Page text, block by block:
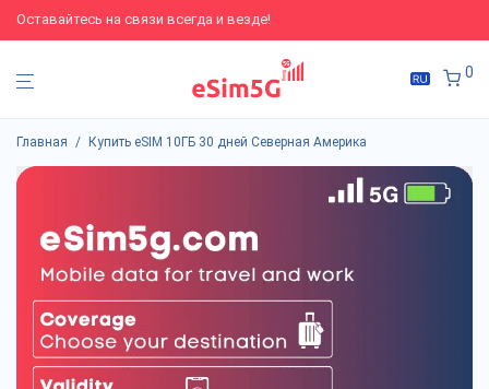
Оставайтесь на связи всегда и везде!
0
Главная / Купить eSIM 10ГБ 30 дней Северная Америка